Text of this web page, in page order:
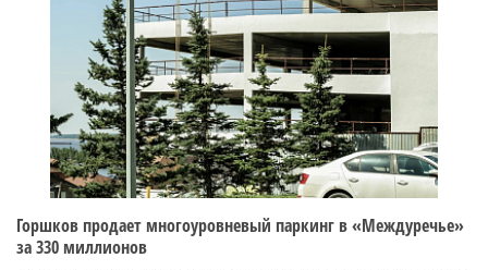
Горшков продает многоуровневый паркинг в «Междуречье»
за 330 миллионов